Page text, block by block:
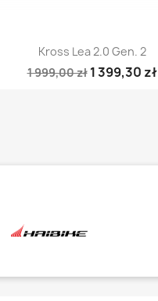
Szybki podgląd
Kross Lea 2.0 Gen. 2
1 999,00 zł 1 399,30 zł